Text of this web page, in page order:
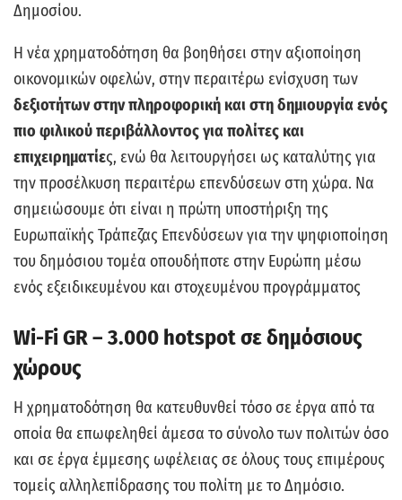
Δημοσίου.
Η νέα χρηματοδότηση θα βοηθήσει στην αξιοποίηση
οικονομικών οφελών, στην περαιτέρω ενίσχυση των
δεξιοτήτων στην πληροφορική και στη δημιουργία ενός
πιο φιλικού περιβάλλοντος για πολίτες και
επιχειρηματίες, ενώ θα λειτουργήσει ως καταλύτης για
την προσέλκυση περαιτέρω επενδύσεων στη χώρα. Να
σημειώσουμε ότι είναι η πρώτη υποστήριξη της
Ευρωπαϊκής Τράπεζας Επενδύσεων για την ψηφιοποίηση
του δημόσιου τομέα οπουδήποτε στην Ευρώπη μέσω
ενός εξειδικευμένου και στοχευμένου προγράμματος
Wi-Fi GR – 3.000 hotspot σε δημόσιους
χώρους
Η χρηματοδότηση θα κατευθυνθεί τόσο σε έργα από τα
οποία θα επωφεληθεί άμεσα το σύνολο των πολιτών όσο
και σε έργα έμμεσης ωφέλειας σε όλους τους επιμέρους
τομείς αλληλεπίδρασης του πολίτη με το Δημόσιο.